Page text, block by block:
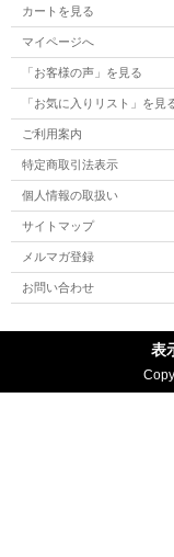
カートを見る
マイページへ
「お客様の声」を見る
「お気に入りリスト」を見
ご利用案内
特定商取引法表示
個人情報の取扱い
サイトマップ
メルマガ登録
お問い合わせ
表